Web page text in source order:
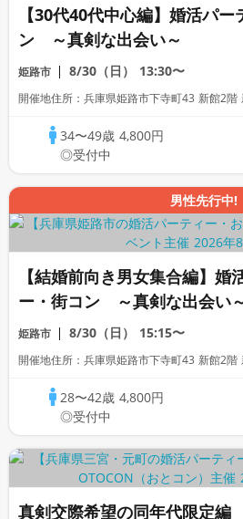
【30代40代中心編】婚活パー
ン ～真剣な出会い～
姫路市 8/30（日） 13:30〜
開催地住所：兵庫県姫路市下寺町43 新館2階
34〜49歳 4,800円
◎受付中
男性先行中!
【結婚前向き男女集合編】婚
ー・街コン ～真剣な出会い
姫路市 8/30（日） 15:15〜
開催地住所：兵庫県姫路市下寺町43 新館2階
28〜42歳 4,800円
◎受付中
真剣交際希望の同年代限定編